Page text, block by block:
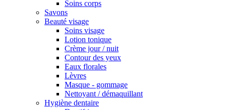
Soins corps
Savons
Beauté visage
Soins visage
Lotion tonique
Crème jour / nuit
Contour des yeux
Eaux florales
Lèvres
Masque - gommage
Nettoyant / démaquillant
Hygiène dentaire